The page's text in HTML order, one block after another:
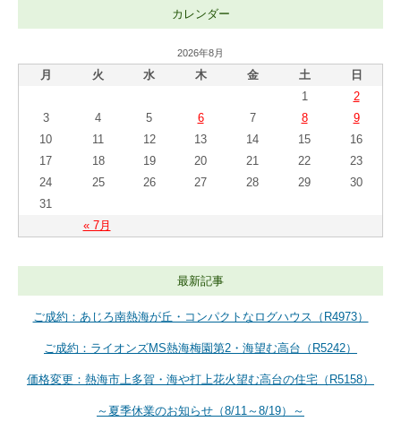
カレンダー
2026年8月
月 火 水 木 金 土 日
« 7月
1
2
3
4 5 6 7 8
9
10
11 12 13 14 15
16
17
18 19 20 21 22
23
24
25 26 27 28 29
30
31
最新記事
ご成約：あじろ南熱海が丘・コンパクトなログハウス（R4973）
ご成約：ライオンズMS熱海梅園第2・海望む高台（R5242）
価格変更：熱海市上多賀・海や打上花火望む高台の住宅（R5158）
～夏季休業のお知らせ（8/11～8/19）～